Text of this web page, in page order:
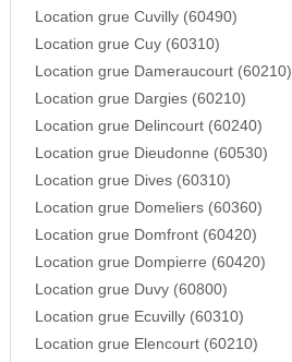
Location grue Cuvilly (60490)
Location grue Cuy (60310)
Location grue Dameraucourt (60210)
Location grue Dargies (60210)
Location grue Delincourt (60240)
Location grue Dieudonne (60530)
Location grue Dives (60310)
Location grue Domeliers (60360)
Location grue Domfront (60420)
Location grue Dompierre (60420)
Location grue Duvy (60800)
Location grue Ecuvilly (60310)
Location grue Elencourt (60210)